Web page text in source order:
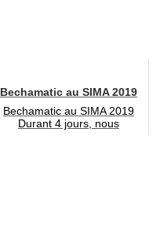
Bechamatic au SIMA 2019
Bechamatic au SIMA 2019
Durant 4 jours, nous